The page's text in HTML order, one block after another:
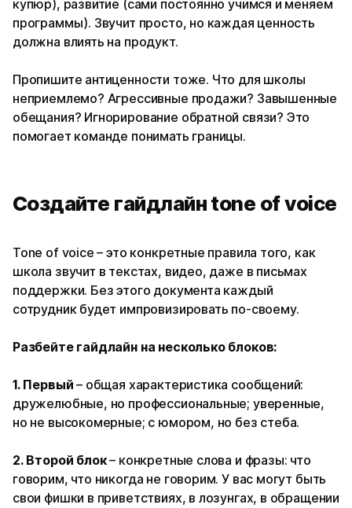
купюр), развитие (сами постоянно учимся и меняем
программы). Звучит просто, но каждая ценность
должна влиять на продукт.
Пропишите антиценности тоже. Что для школы
неприемлемо? Агрессивные продажи? Завышенные
обещания? Игнорирование обратной связи? Это
помогает команде понимать границы.
Создайте гайдлайн tone of voice
Tone of voice – это конкретные правила того, как
школа звучит в текстах, видео, даже в письмах
поддержки. Без этого документа каждый
сотрудник будет импровизировать по-своему.
Разбейте гайдлайн на несколько блоков:
1. Первый – общая характеристика сообщений:
дружелюбные, но профессиональные; уверенные,
но не высокомерные; с юмором, но без стеба.
2. Второй блок– конкретные слова и фразы: что
говорим, что никогда не говорим. У вас могут быть
свои фишки в приветствиях, в лозунгах, в обращении